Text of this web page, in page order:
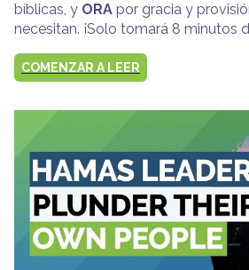
bíblicas, y ORA por gracia y
necesitan. ¡Solo tomará 8 minutos
COMENZAR A LEER